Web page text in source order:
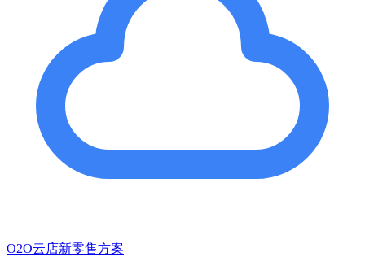
O2O云店新零售方案